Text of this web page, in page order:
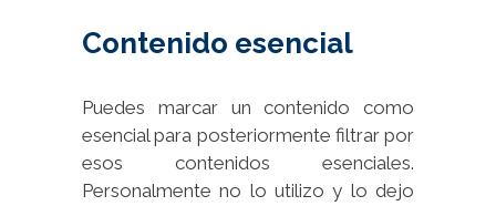
Contenido esencial
Puedes marcar un contenido como
esencial para posteriormente filtrar por
esos contenidos esenciales.
Personalmente no lo utilizo y lo dejo